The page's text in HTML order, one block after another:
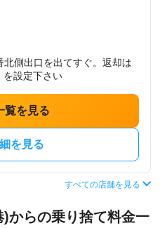
側出口を出てすぐ。返却は
を設定下さい
覧を見る
を見る
すべての店舗を見る
からの乗り捨て料金一